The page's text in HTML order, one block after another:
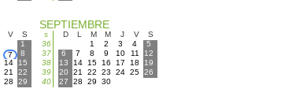
V
S
1
7
8
14
15
21
22
28
29
SEPTIEMBRE
s D L M M J V
S
36
1 2 3 4
5
37
6 7 8 9 10 11
12
38
13 14 15 16 17 18
19
39
20 21 22 23 24 25 26
40
27 28 29 30